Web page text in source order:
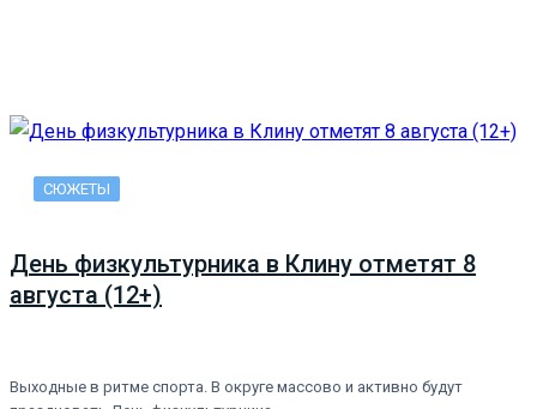
СЮЖЕТЫ
День физкультурника в Клину отметят 8
августа (12+)
Выходные в ритме спорта. В округе массово и активно будут